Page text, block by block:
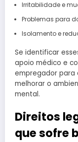
Irritabilidade e
Problemas para
Isolamento e
Se identificar
apoio médico e
empregador para
melhorar o
mental.
Direitos
que sofre